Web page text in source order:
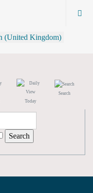
Today
Search